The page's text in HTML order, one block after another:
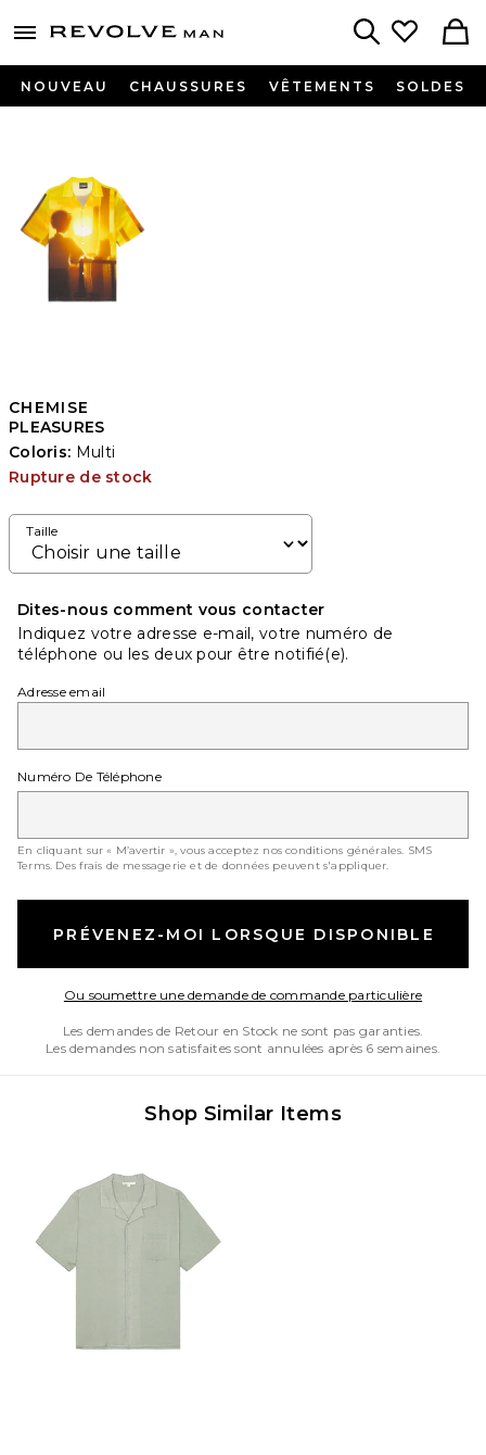
menu - shows more content
Revolve
NOUVEAU CHAUSSURES VÊTEMENTS SOLDES
CHEMISE
PLEASURES
Coloris: Multi
Rupture de stock
Taille
Dites-nous comment vous contacter
Indiquez votre adresse e-mail, votre numéro de
téléphone ou les deux pour être notifié(e).
Adresse email
Numéro De Téléphone
En cliquant sur « M’avertir », vous acceptez nos conditions générales. SMS
Terms. Des frais de messagerie et de données peuvent s'appliquer.
PRÉVENEZ-MOI LORSQUE DISPONIBLE
Ou soumettre une demande de commande particulièreOpens in
Les demandes de Retour en Stock ne sont pas garanties.
Les demandes non satisfaites sont annulées après 6 semaines.
Shop Similar Items